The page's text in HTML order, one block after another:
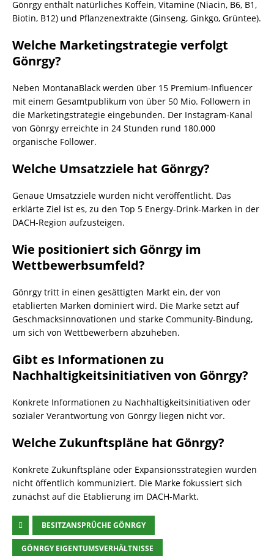
Gönrgy enthält natürliches Koffein, Vitamine (Niacin, B6, B1,
Biotin, B12) und Pflanzenextrakte (Ginseng, Ginkgo, Grüntee).
Welche Marketingstrategie verfolgt
Gönrgy?
Neben MontanaBlack werden über 15 Premium-Influencer
mit einem Gesamtpublikum von über 50 Mio. Followern in
die Marketingstrategie eingebunden. Der Instagram-Kanal
von Gönrgy erreichte in 24 Stunden rund 180.000
organische Follower.
Welche Umsatzziele hat Gönrgy?
Genaue Umsatzziele wurden nicht veröffentlicht. Das
erklärte Ziel ist es, zu den Top 5 Energy-Drink-Marken in der
DACH-Region aufzusteigen.
Wie positioniert sich Gönrgy im
Wettbewerbsumfeld?
Gönrgy tritt in einen gesättigten Markt ein, der von
etablierten Marken dominiert wird. Die Marke setzt auf
Geschmacksinnovationen und starke Community-Bindung,
um sich von Wettbewerbern abzuheben.
Gibt es Informationen zu
Nachhaltigkeitsinitiativen von Gönrgy?
Konkrete Informationen zu Nachhaltigkeitsinitiativen oder
sozialer Verantwortung von Gönrgy liegen nicht vor.
Welche Zukunftspläne hat Gönrgy?
Konkrete Zukunftspläne oder Expansionsstrategien wurden
nicht öffentlich kommuniziert. Die Marke fokussiert sich
zunächst auf die Etablierung im DACH-Markt.
BESITZANSPRÜCHE GÖNRGY
GÖNRGY EIGENTUMSVERHÄLTNISSE